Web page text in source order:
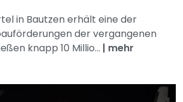
in Bautzen erhält eine der
der vergangenen
knapp 10 Millio... | mehr